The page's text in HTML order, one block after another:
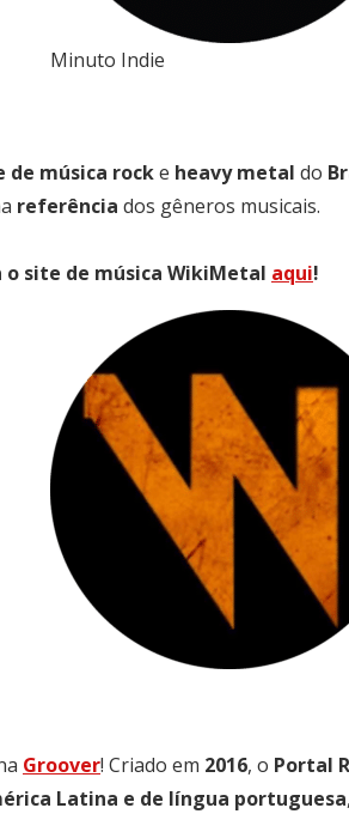
Minuto Indie
de música rocke heavy metal do
referência dos gêneros musicais.
o site de música WikiMetal aqui!
Groover! Criado em 2016, o Portal
Latina e de língua portuguesa